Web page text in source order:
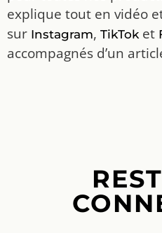
explique tout en vidéo
sur Instagram, TikToket
accompagnés d’un